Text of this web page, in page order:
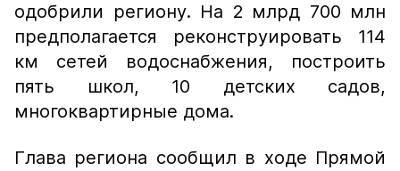
одобрили региону. На 2 млрд 700 млн
предполагается реконструировать 114
км сетей водоснабжения, построить
пять школ, 10 детских садов,
многоквартирные дома.
Глава региона сообщил в ходе Прямой